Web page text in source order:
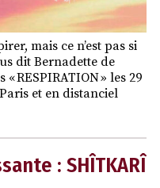
mais ce n’est pas si
dit Bernadette de
RESPIRATION » les 29
et en distanciel
: SHÎTKARÎ